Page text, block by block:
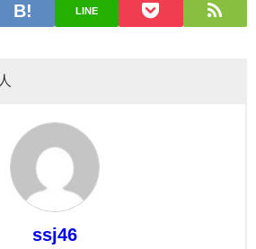
LINE
ssj46